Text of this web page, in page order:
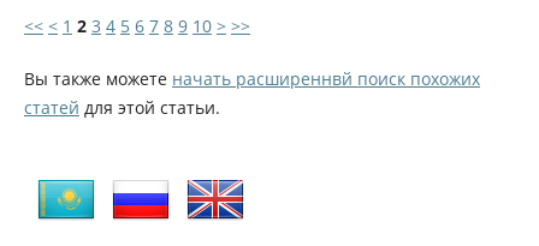
<< < 1 2 3 4 5 6 7 8 9 10 > >>
Вы также можете начать расширеннвй поиск похожих
статей для этой статьи.